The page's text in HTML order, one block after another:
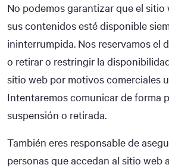
No podemos garantizar que el
sus contenidos esté disponible
ininterrumpida. Nos reservamos el
o retirar o restringir la
sitio web por motivos comerciales
Intentaremos comunicar de forma
suspensión o retirada.
También eres responsable de
personas que accedan al sitio web